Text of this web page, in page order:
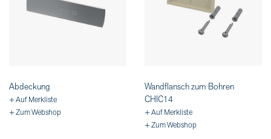
Abdeckung
+ Auf Merkliste
+ Zum Webshop
Wandflansch zum Bohren
CHIC14
+ Auf Merkliste
+ Zum Webshop